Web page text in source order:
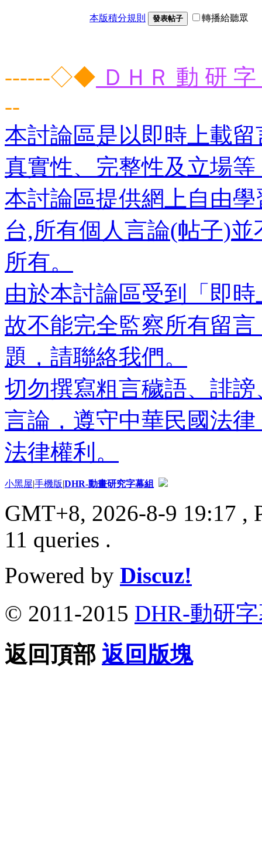
本版積分規則 發表帖子 轉播給聽眾
------◇◆ ＤＨＲ 動 研
--
本討論區是以即時上載
真實性、完整性及立場
本討論區提供網上自由
台,所有個人言論(帖子)
所有。
由於本討論區受到「即
故不能完全監察所有留
題，請聯絡我們。
切勿撰寫粗言穢語、誹
言論，遵守中華民國法
法律權利。
小黑屋|手機版|DHR-動畫研究字幕組
GMT+8, 2026-8-9 19:17 ,
11 queries .
Powered by Discuz!
© 2011-2015 DHR-動研
返回頂部 返回版塊